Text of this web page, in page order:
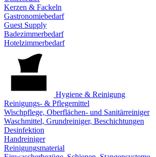
Kerzen & Fackeln
Gastronomiebedarf
Guest Supply
Badezimmerbedarf
Hotelzimmerbedarf
Hygiene & Reinigung
Reinigungs- & Pflegemittel
Wischpflege, Oberflächen- und Sanitärreiniger
Waschmittel, Grundreiniger, Beschichtungen
Desinfektion
Handreiniger
Reinigungsmaterial